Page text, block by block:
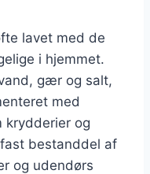
lavet med de
i hjemmet.
gær og salt,
med
krydderier og
bestanddel af
og udendørs